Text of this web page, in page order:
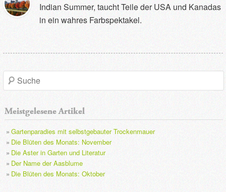
Indian Summer, taucht Teile der USA und Kanadas
in ein wahres Farbspektakel.
S
c
h
e
Meistgelesene Artikel
Gartenparadies mit selbstgebauter Trockenmauer
Die Blüten des Monats: November
Die Aster in Garten und Literatur
Der Name der Aasblume
Die Blüten des Monats: Oktober